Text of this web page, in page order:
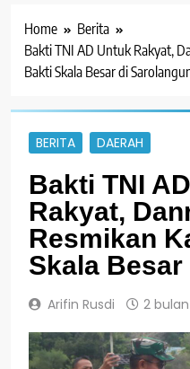
Home
Berita
Bakti TNI AD Untuk Rakyat,
Bakti Skala Besar di
BERITA DAERAH
Bakti TNI
Rakyat,
Resmikan
Skala
Arifin Rusdi 2